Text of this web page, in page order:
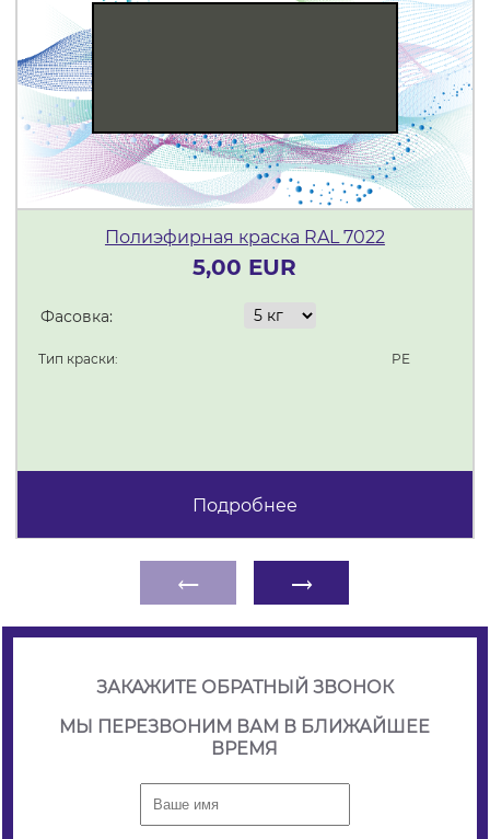
Полиэфирная краска RAL 7022
5,00 EUR
Фасовка:
Тип краски: PE
Подробнее
← →
ЗАКАЖИТЕ ОБРАТНЫЙ ЗВОНОК
МЫ ПЕРЕЗВОНИМ ВАМ В БЛИЖАЙШЕЕ
ВРЕМЯ